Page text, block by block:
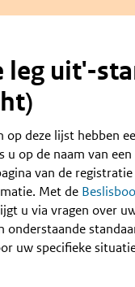
leg uit'-
op deze lijst hebben
u op de naam van
van de
Met de
u via vragen over
onderstaande
uw specifieke